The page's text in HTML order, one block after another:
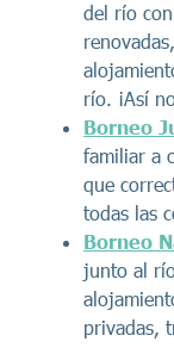
del río
río. ¡Así
Borneo
familiar a
que
todas las
Borneo
junto al
privadas,